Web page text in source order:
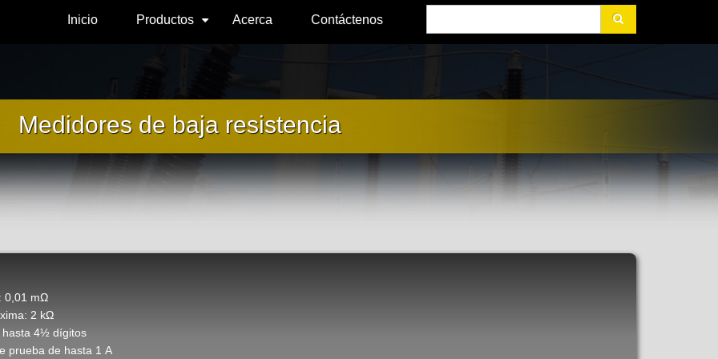
Inicio Productos Acerca Contáctenos
Medidores de baja resistencia
0,01 mΩ
2 kΩ
hasta 4½ dígitos
prueba de hasta 1 A